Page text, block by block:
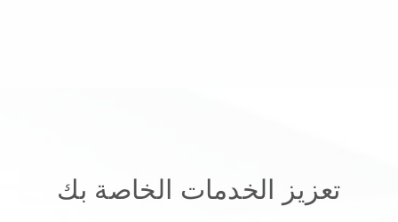
تعزيز الخدمات الخاصة بك